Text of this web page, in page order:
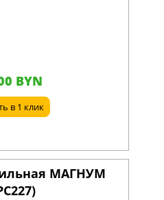
BYN
в 1 клик
МАГНУМ